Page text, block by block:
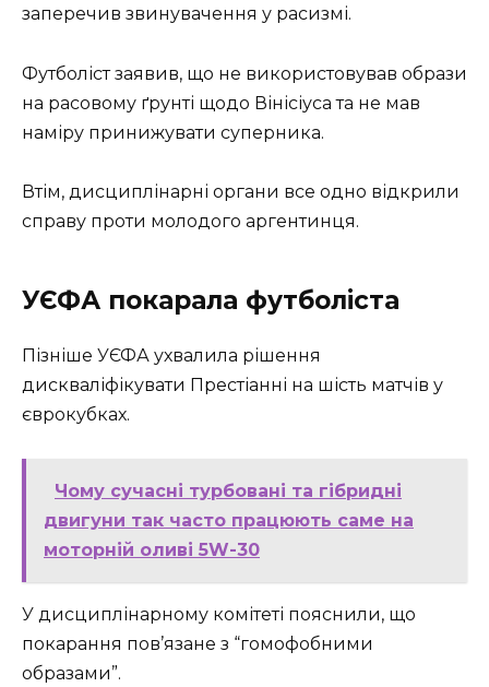
заперечив звинувачення у расизмі.
Футболіст заявив, що не використовував образи
на расовому ґрунті щодо Вінісіуса та не мав
наміру принижувати суперника.
Втім, дисциплінарні органи все одно відкрили
справу проти молодого аргентинця.
УЄФА покарала футболіста
Пізніше УЄФА ухвалила рішення
дискваліфікувати Престіанні на шість матчів у
єврокубках.
Чому сучасні турбовані та гібридні
двигуни так часто працюють саме на
моторній оливі 5W-30
У дисциплінарному комітеті пояснили, що
покарання пов’язане з “гомофобними
образами”.